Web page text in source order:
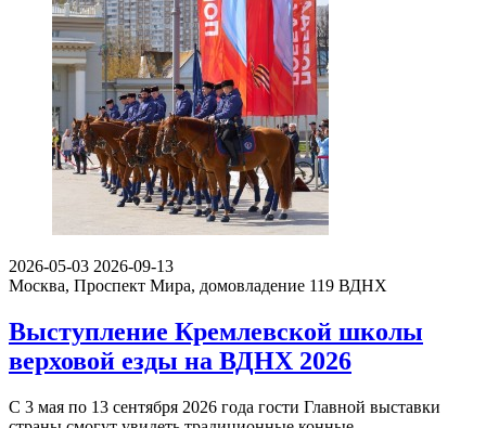
2026-05-03 2026-09-13
Москва, Проспект Мира, домовладение 119 ВДНХ
Выступление Кремлевской школы
верховой езды на ВДНХ 2026
С 3 мая по 13 сентября 2026 года гости Главной выставки